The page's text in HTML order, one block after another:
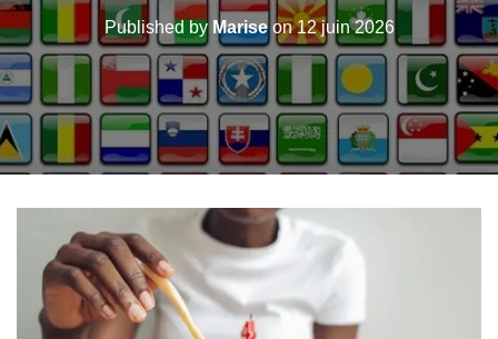
Published by Mariseon12 juin 2026